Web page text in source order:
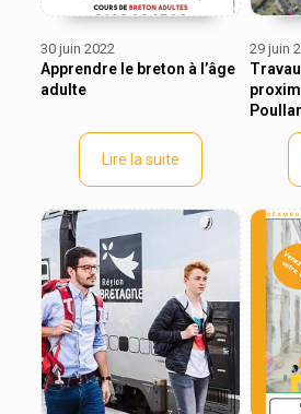
30 juin 2022
Apprendre le breton à l’âge
adulte
Lire la suite
29 juin